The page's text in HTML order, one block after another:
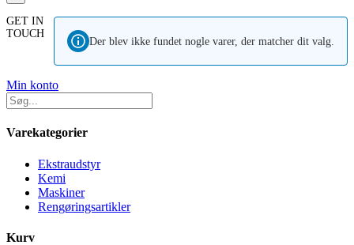
Der blev ikke fundet nogle varer, der matcher dit valg.
Min konto
Varekategorier
Ekstraudstyr
Kemi
Maskiner
Rengøringsartikler
Kurv
GET IN
TOUCH